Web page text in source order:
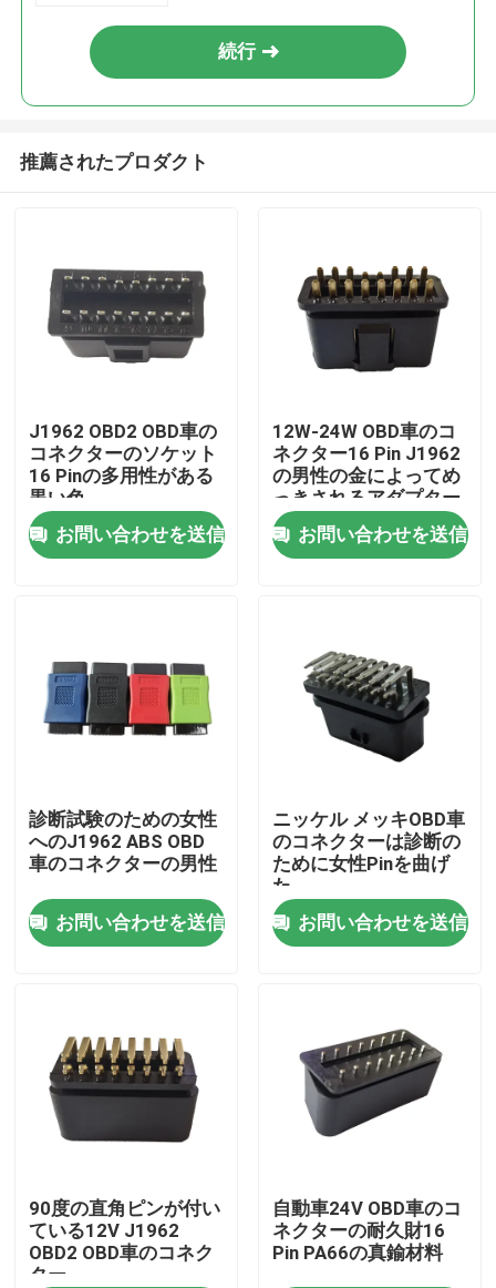
プロダクト
工場旅行
品質管理
引用を要求しなさい
OBD2 Yケーブル
OBD2コネクター ケーブル
OBD2延長ケーブル
続行
推薦されたプロダクト
J1962 OBD2 OBD車の
コネクターのソケット
16 Pinの多用性がある
黒い色
お問い合わせを送信
12W-24W OBD車のコ
ネクター16 Pin J1962
の男性の金によってめ
っきされるアダプター
お問い合わせを送信
診断試験のための女性
へのJ1962 ABS OBD
車のコネクターの男性
お問い合わせを送信
ニッケル メッキOBD車
のコネクターは診断の
ために女性Pinを曲げ
た
お問い合わせを送信
90度の直角ピンが付い
ている12V J1962
OBD2 OBD車のコネク
ター
自動車24V OBD車のコ
ネクターの耐久財16
Pin PA66の真鍮材料